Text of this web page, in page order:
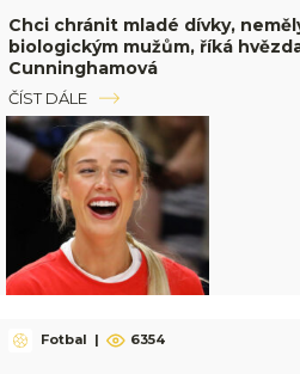
Chci chránit mladé dívky,
biologickým mužům, říká
Cunninghamová
ČÍST DÁLE
Fotbal | 6354